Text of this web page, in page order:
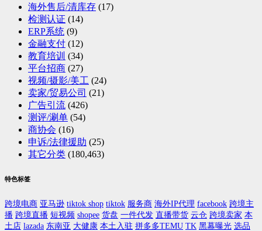
海外售后/清库存 (17)
检测认证 (14)
ERP系统 (9)
金融支付 (12)
教育培训 (34)
平台招商 (27)
视频/摄影/美工 (24)
卖家/贸易公司 (21)
广告引流 (426)
测评/涮单 (54)
商协会 (16)
申诉/法律援助 (25)
其它分类 (180,463)
特色标签
跨境电商 亚马逊 tiktok shop tiktok 服务商 海外IP代理 facebook 跨境主
播 跨境直播 短视频 shopee 货盘 一件代发 直播带货 云仓 跨境卖家 本
土店 lazada 东南亚 大健康 本土入驻 拼多多TEMU TK 黑幕曝光 选品